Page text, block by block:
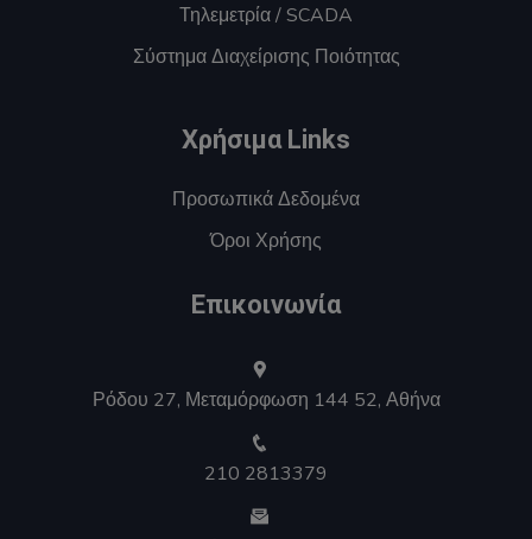
Τηλεμετρία / SCADA
Σύστημα Διαχείρισης Ποιότητας
Χρήσιμα Links
Προσωπικά Δεδομένα
Όροι Χρήσης
Επικοινωνία
Ρόδου 27, Μεταμόρφωση 144 52, Αθήνα
210 2813379